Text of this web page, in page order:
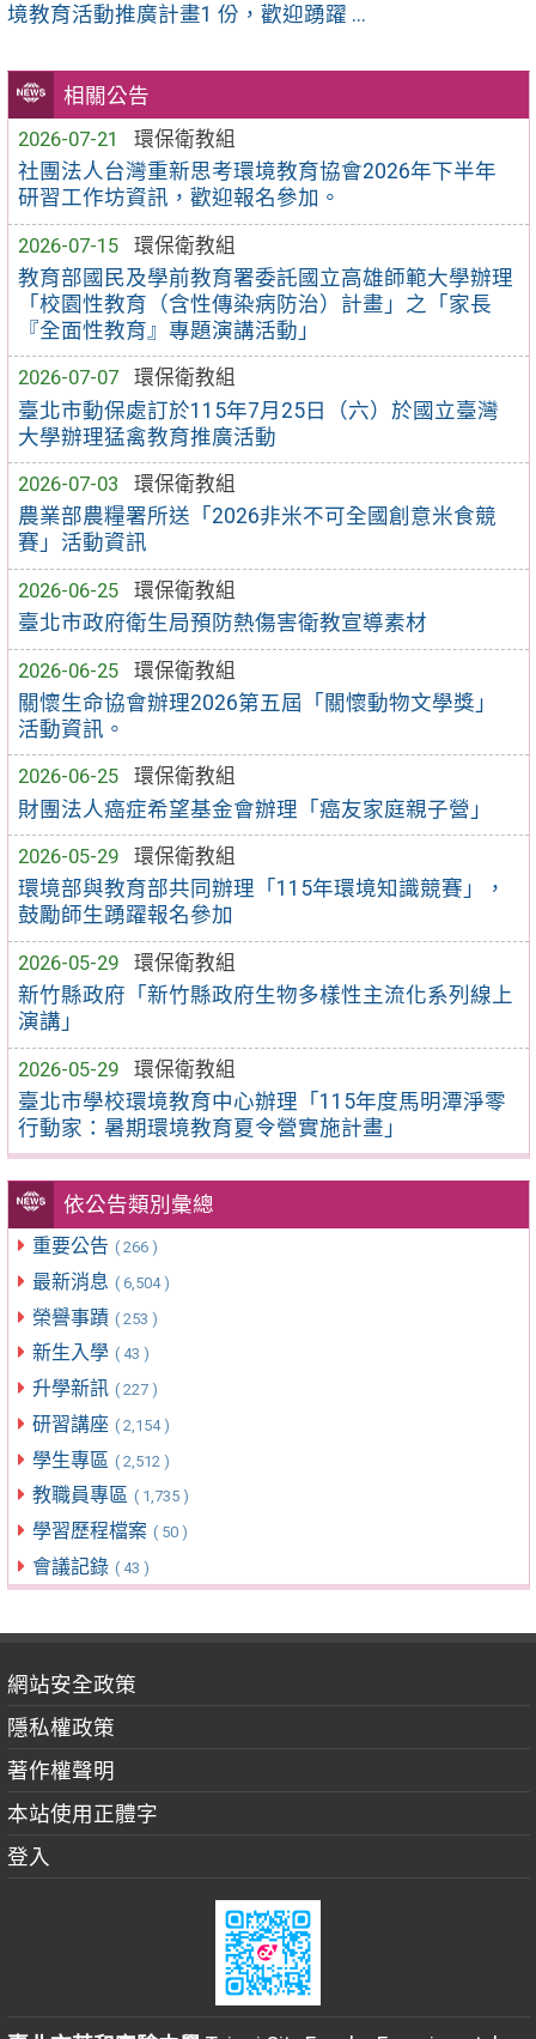
相關公告
2026-07-21
環保衛教組
社團法人台灣重新思考環境教育協會2026年下半年
研習工作坊資訊，歡迎報名參加。
2026-07-15
環保衛教組
教育部國民及學前教育署委託國立高雄師範大學辦理
「校園性教育（含性傳染病防治）計畫」之「家長
『全面性教育』專題演講活動」
2026-07-07
環保衛教組
臺北市動保處訂於115年7月25日（六）於國立臺灣
大學辦理猛禽教育推廣活動
2026-07-03
環保衛教組
農業部農糧署所送「2026非米不可全國創意米食競
賽」活動資訊
2026-06-25
環保衛教組
臺北市政府衛生局預防熱傷害衛教宣導素材
2026-06-25
環保衛教組
關懷生命協會辦理2026第五屆「關懷動物文學獎」
活動資訊。
2026-06-25
環保衛教組
財團法人癌症希望基金會辦理「癌友家庭親子營」
2026-05-29
環保衛教組
環境部與教育部共同辦理「115年環境知識競賽」，
鼓勵師生踴躍報名參加
2026-05-29
環保衛教組
新竹縣政府「新竹縣政府生物多樣性主流化系列線上
演講」
2026-05-29
環保衛教組
臺北市學校環境教育中心辦理「115年度馬明潭淨零
行動家：暑期環境教育夏令營實施計畫」
依公告類別彙總
重要公告 ( 266 )
最新消息 ( 6,504 )
榮譽事蹟 ( 253 )
新生入學 ( 43 )
升學新訊 ( 227 )
研習講座 ( 2,154 )
學生專區 ( 2,512 )
教職員專區 ( 1,735 )
學習歷程檔案 ( 50 )
會議記錄 ( 43 )
境教育活動推廣計畫1 份，歡迎踴躍 ...
網站安全政策
隱私權政策
著作權聲明
本站使用正體字
登入